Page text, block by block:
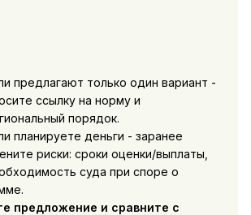
предлагают только один вариант -
ссылку на норму и
порядок.
планируете деньги - заранее
риски: сроки оценки/выплаты,
суда при споре о
предложение и сравните с